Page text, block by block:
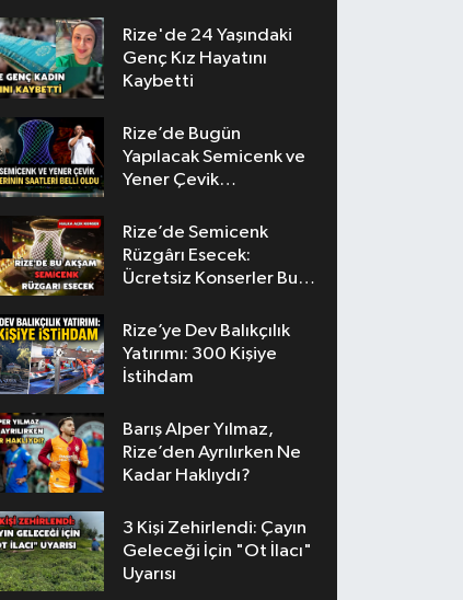
Rize'de 24 Yaşındaki
Genç Kız Hayatını
Kaybetti
Rize’de Bugün
Yapılacak Semicenk ve
Yener Çevik
Belli Oldu
Rize’de Semicenk
Rüzgârı Esecek:
Ücretsiz Konserler Bu
Rize’ye Dev Balıkçılık
Yatırımı: 300 Kişiye
İstihdam
Barış Alper Yılmaz,
Rize’den Ayrılırken Ne
Kadar Haklıydı?
3 Kişi Zehirlendi: Çayın
Geleceği İçin "Ot İlacı"
Uyarısı